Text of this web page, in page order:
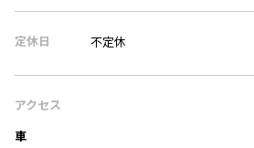
定休日 不定休
アクセス
車